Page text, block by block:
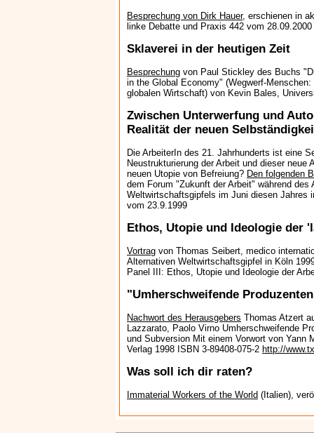
Besprechung von Dirk Hauer, erschienen in
linke Debatte und Praxis 442 vom 28.09.2000
Sklaverei in der heutigen Zeit
Besprechung von Paul Stickley des Buchs
in the Global Economy" (Wegwerf-
globalen Wirtschaft) von Kevin Bales,
Zwischen Unterwerfung und
Realität der neuen
Die ArbeiterIn des 21. Jahrhunderts ist eine
Neustrukturierung der Arbeit und dieser neue
neuen Utopie von Befreiung? Den folgenden
dem Forum "Zukunft der Arbeit" während des
Weltwirtschaftsgipfels im Juni diesen Jahres
vom 23.9.1999
Ethos, Utopie und Ideologie der
Vortrag von Thomas Seibert, medico
Alternativen Weltwirtschaftsgipfel in Köln
Panel III: Ethos, Utopie und Ideologie der
"Umherschweifende
Nachwort des Herausgebers Thomas Atzert
Lazzarato, Paolo Virno Umherschweifende
und Subversion Mit einem Vorwort von Yann
Verlag 1998 ISBN 3-89408-075-2 http://
Was soll ich dir raten?
Immaterial Workers of the World (Italien),